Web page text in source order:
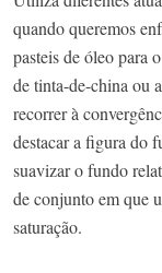
quando queremos
pasteis de óleo para
de tinta-de-china ou
recorrer à
destacar a figura do
suavizar o fundo
de conjunto em que
saturação.